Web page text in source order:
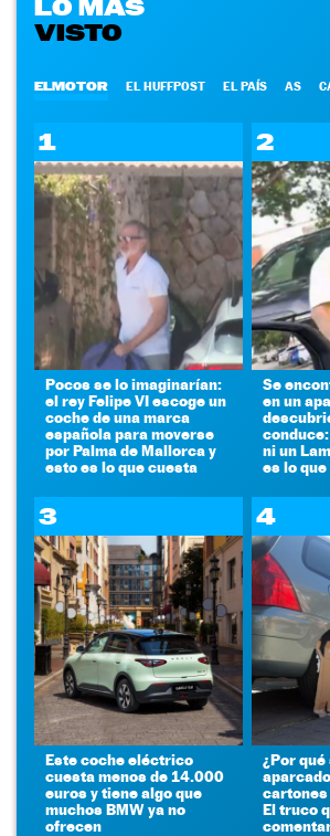
LO MÁS
VISTO
ELMOTOR EL HUFFPOST EL PAÍS AS
1
Pocos se lo imaginarían:
el rey Felipe VI escoge un
coche de una marca
española para moverse
por Palma de Mallorca y
esto es lo que cuesta
2
Se
en un
ni un
es lo
3
Este coche eléctrico
cuesta menos de 14.000
euros y tiene algo que
muchos BMW ya no
ofrecen
4
¿Por
cartones
El truco